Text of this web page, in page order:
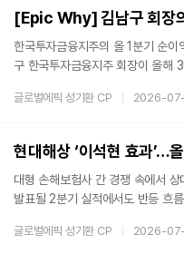
강한 구조적 수요 신호를 읽고 있
[Epic Why] 김남구 회장
한국투자금융지주의 올 1분기 순
구 한국투자금융지주 회장이 올해
나 반년 가까이 흐른 지금, 한국투
지 못하고 있다. 그 사이 대형 매물
글로벌에픽 성기환 CP 2026-
현대해상 ‘이석현 효과’…
대형 손해보험사 간 경쟁 속에서
발표될 2분기 실적에서도 반등 흐
주춤했던 외국인 투자자들의 매수
글로벌에픽 성기환 CP 2026-